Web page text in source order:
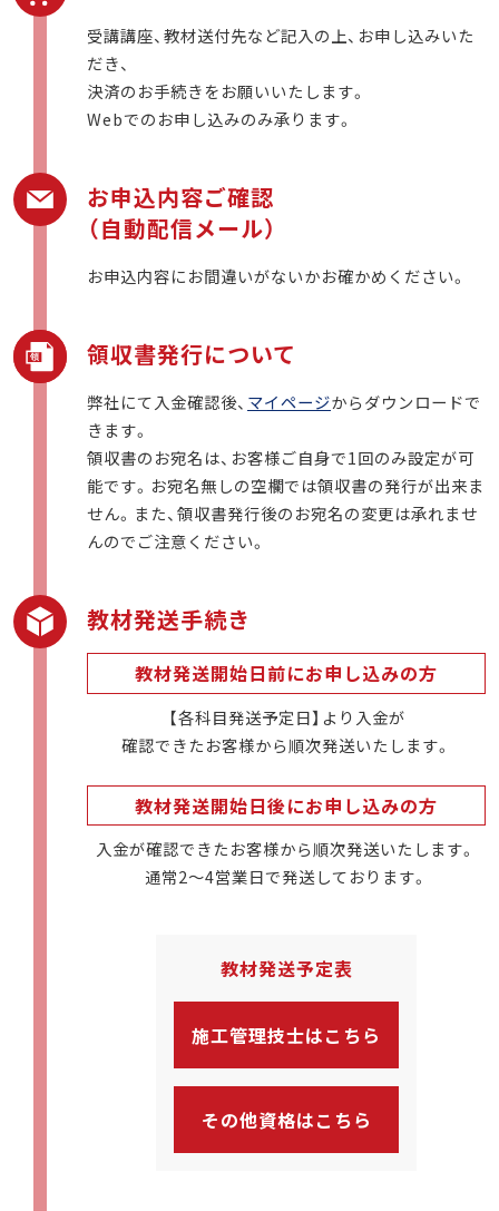
受講講座、教材送付先など記入の上、お申し込みいた
だき、
決済のお手続きをお願いいたします。
Webでのお申し込みのみ承ります。
お申込内容ご確認
（自動配信メール）
お申込内容にお間違いがないかお確かめください。
領収書発行について
弊社にて入金確認後、 マイページからダウンロードで
きます。
領収書のお宛名は、お客様ご自身で1回のみ設定が可
能です。お宛名無しの空欄では領収書の発行が出来ま
せん。また、領収書発行後のお宛名の変更は承れませ
んのでご注意ください。
教材発送手続き
教材発送開始日前にお申し込みの方
【各科目発送予定日】より入金が
確認できたお客様から順次発送いたします。
教材発送開始日後にお申し込みの方
入金が確認できたお客様から順次発送いたします。
通常2～4営業日で発送しております。
教材発送予定表
施工管理技士はこちら
その他資格はこちら